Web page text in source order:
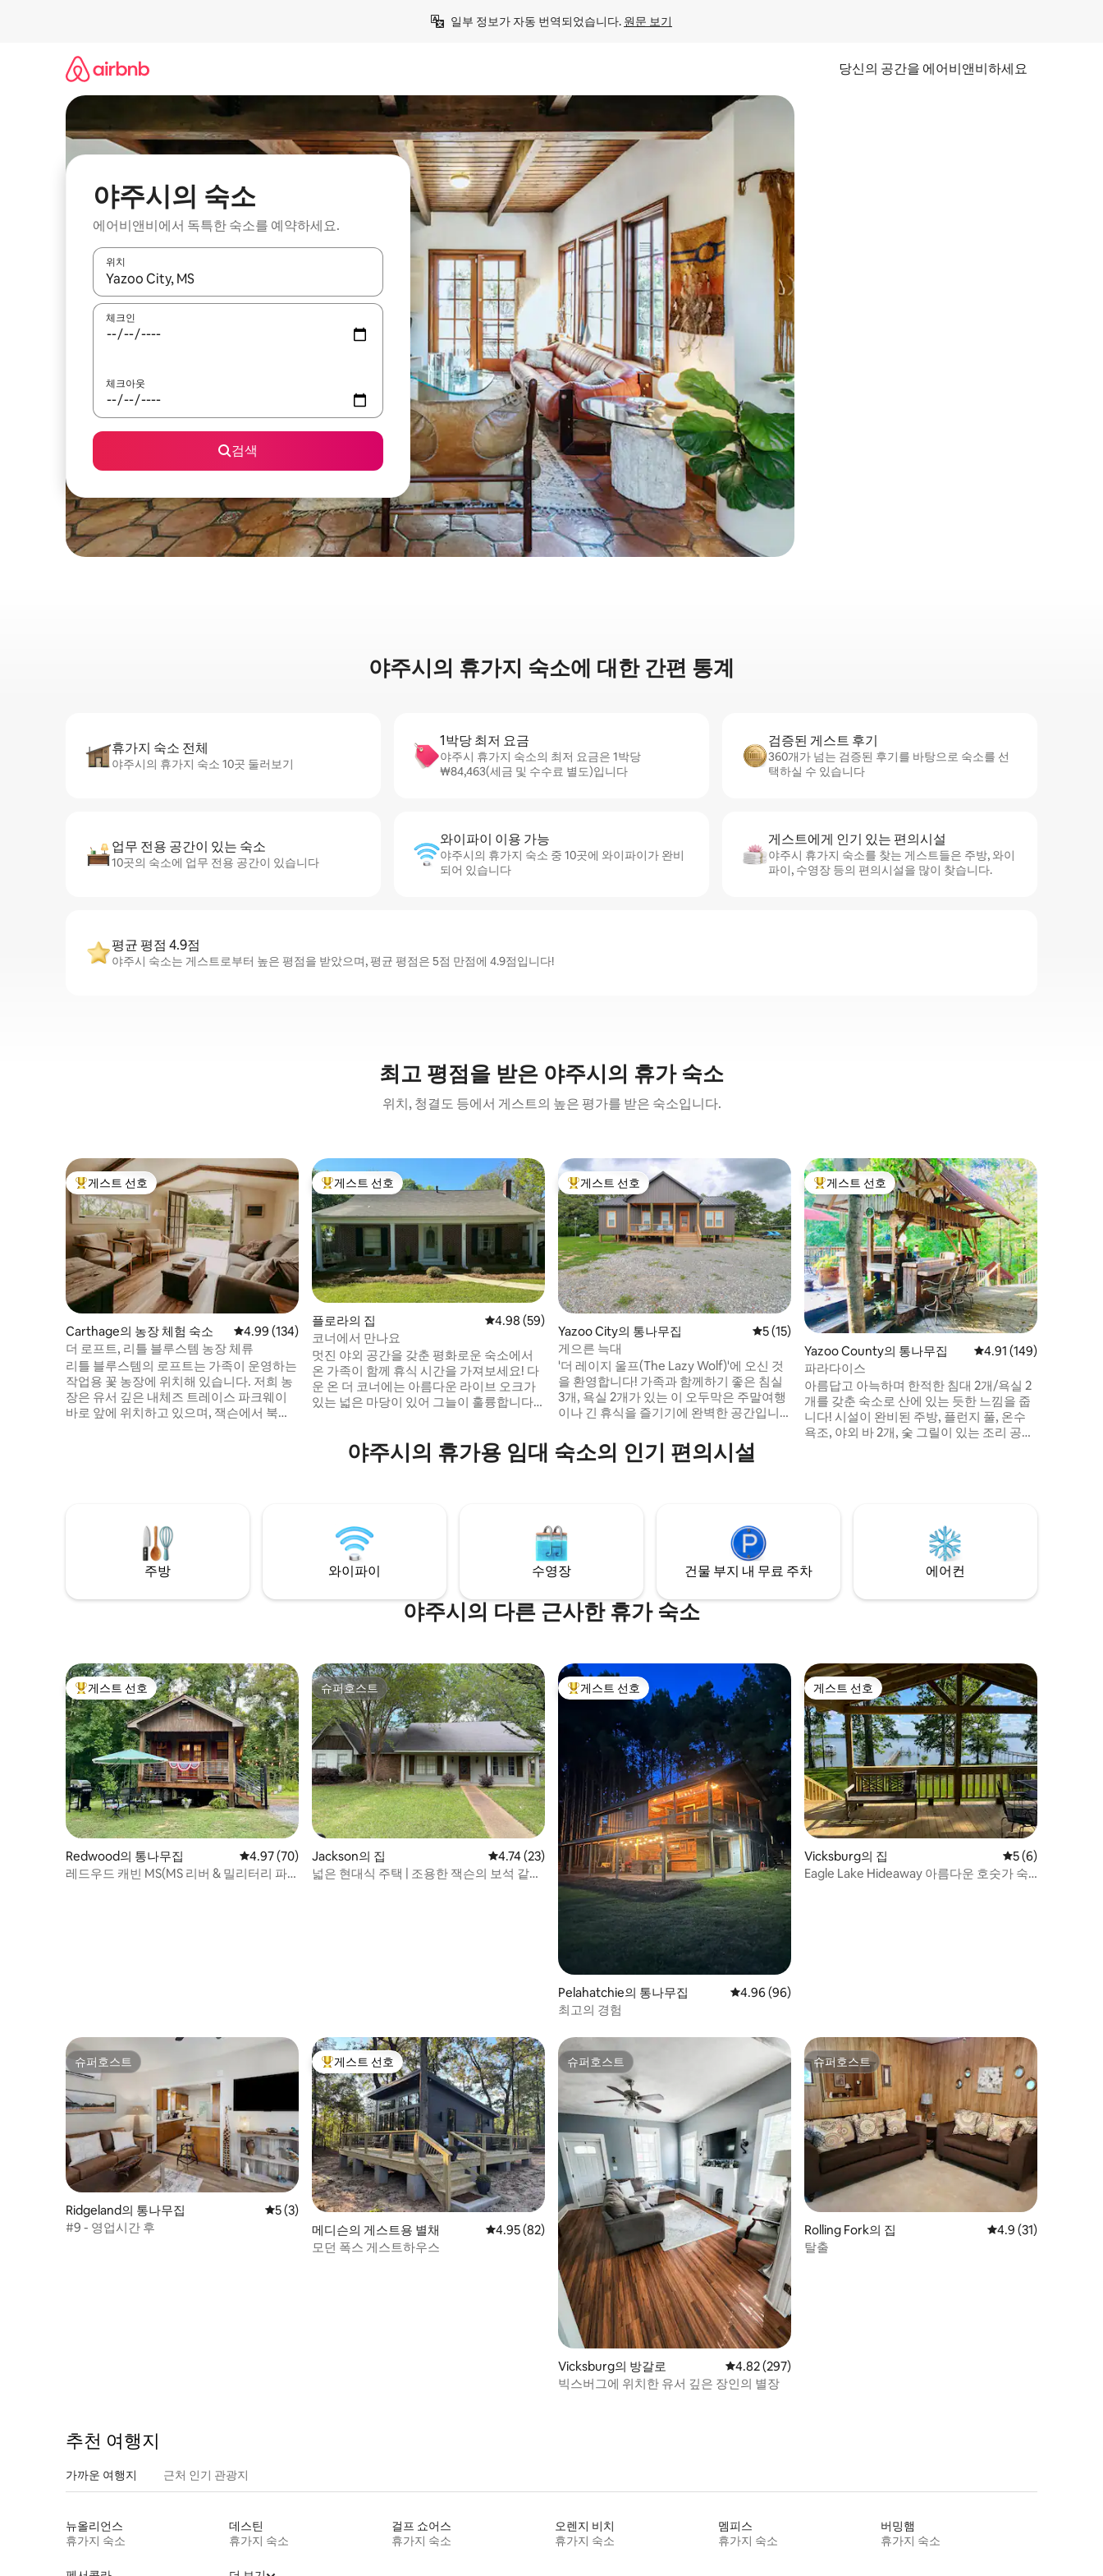
일부 정보가 자동 번역되었습니다. 원문 보기
당신의 공간을 에어비앤비하세요
야주시의 숙소
에어비앤비에서 독특한 숙소를 예약하세요.
위치
결과가 나오면 위·아래 화살표 키를 사용하거나 터치 또는 스와이프 동작으로 탐색하세요.
체크인
체크아웃
검색
야주시의 휴가지 숙소에 대한 간편 통계
휴가지 숙소 전체
야주시의 휴가지 숙소 10곳 둘러보기
1박당 최저 요금
야주시 휴가지 숙소의 최저 요금은 1박당
₩84,463(세금 및 수수료 별도)입니다
검증된 게스트 후기
360개가 넘는 검증된 후기를 바탕으로 숙소를 선
택하실 수 있습니다
업무 전용 공간이 있는 숙소
10곳의 숙소에 업무 전용 공간이 있습니다
와이파이 이용 가능
야주시의 휴가지 숙소 중 10곳에 와이파이가 완비
되어 있습니다
게스트에게 인기 있는 편의시설
야주시 휴가지 숙소를 찾는 게스트들은 주방, 와이
파이, 수영장 등의 편의시설을 많이 찾습니다.
평균 평점 4.9점
야주시 숙소는 게스트로부터 높은 평점을 받았으며, 평균 평점은 5점 만점에 4.9점입니다!
최고 평점을 받은 야주시의 휴가 숙소
위치, 청결도 등에서 게스트의 높은 평가를 받은 숙소입니다.
상위 게스트 선호
게스트 선호
Carthage의 농장 체험 숙소 평점 4.99점(5점 만점), 후기 134개
4.99 (134)
더 로프트, 리틀 블루스템 농장 체류
리틀 블루스템의 로프트는 가족이 운영하는
작업용 꽃 농장에 위치해 있습니다. 저희 농
장은 유서 깊은 내체즈 트레이스 파크웨이
바로 앞에 위치하고 있으며, 잭슨에서 북쪽
분도 양들의 소리에 깨어나고, 저희 꽃들 사
이를 걸으며, 저희 연못에서 낚시를 하실 수
상위 게스트 선호
게스트 선호
플로라의 집 평점 4.98점(5점 만점), 후기 59개
4.98 (59)
코너에서 만나요
멋진 야외 공간을 갖춘 평화로운 숙소에서
온 가족이 함께 휴식 시간을 가져보세요! 다
운 온 더 코너에는 아름다운 라이브 오크가
있는 넓은 마당이 있어 그늘이 훌륭합니다.
으며 매디슨과 클린턴까지 차로 15~20분 거
리에 있습니다. 플로라의 메인 스트리트까
습니다. 플로라는 숨은 보석입니다.
상위 게스트 선호
게스트 선호
Yazoo City의 통나무집 평점 5점(5점 만점), 후기 15개
5 (15)
게으른 늑대
'더 레이지 울프(The Lazy Wolf)'에 오신 것
을 환영합니다! 가족과 함께하기 좋은 침실
3개, 욕실 2개가 있는 이 오두막은 주말여행
이나 긴 휴식을 즐기기에 완벽한 공간입니
린이 설치된 파티오에서 호수 전망을 즐겨
보세요. 뒷마당에는 그릴, 그네, 화덕, 부두
은 완벽한 숙박에 필요한 모든 것을 갖추고
있습니다.
상위 게스트 선호
게스트 선호
Yazoo County의 통나무집 평점 4.91점(5점 만점),
4.91 (149)
파라다이스
아름답고 아늑하며 한적한 침대 2개/욕실 2
개를 갖춘 숙소로 산에 있는 듯한 느낌을 줍
니다! 시설이 완비된 주방, 플런지 풀, 온수
욕조, 야외 바 2개, 숯 그릴이 있는 조리 공간
용 게이트 뒤에 위치하고 있습니다. 오늘 편
안하게 쉬고 “파라다이스”를 즐기세요!
야주시의 휴가용 임대 숙소의 인기 편의시설
주방 와이파이 수영장 건물 부지 내 무료 주차 에어컨
야주시의 다른 근사한 휴가 숙소
상위 게스트 선호
게스트 선호
Redwood의 통나무집 평점 4.97점(5점 만점), 후기 70개
4.97 (70)
레드우드 캐빈 MS(MS 리버 & 밀리터리 파
슈퍼호스트
슈퍼호스트
Jackson의 집 평점 4.74점(5점 만점), 후기 23개
4.74 (23)
넓은 현대식 주택 | 조용한 잭슨의 보석 같은
상위 게스트 선호
게스트 선호
Pelahatchie의 통나무집 평점 4.96점(5점 만점), 후기 96개
4.96 (96)
최고의 경험
게스트 선호
게스트 선호
Vicksburg의 집 평점 5점(5점 만점
5 (6)
Eagle Lake Hideaway 아름다운 호숫가 숙
슈퍼호스트
슈퍼호스트
Ridgeland의 통나무집 평점 5점(5점 만점), 후기 3개
5 (3)
#9 - 영업시간 후
상위 게스트 선호
게스트 선호
메디슨의 게스트용 별채 평점 4.95점(5점 만점), 후기 82개
4.95 (82)
모던 폭스 게스트하우스
슈퍼호스트
슈퍼호스트
Vicksburg의 방갈로 평점 4.82점(5점 만점), 후기 297개
4.82 (297)
빅스버그에 위치한 유서 깊은 장인의 별장
슈퍼호스트
슈퍼호스트
Rolling Fork의 집 평점 4.9점(5점 만점
4.9 (31)
탈출
추천 여행지
가까운 여행지 근처 인기 관광지
뉴올리언스
휴가지 숙소
데스틴
휴가지 숙소
걸프 쇼어스
휴가지 숙소
오렌지 비치
휴가지 숙소
멤피스
휴가지 숙소
버밍햄
휴가지 숙소